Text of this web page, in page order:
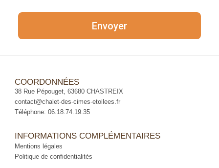
Envoyer
COORDONNÉES
38 Rue Pépouget, 63680 CHASTREIX
contact@chalet-des-cimes-etoilees.fr
Téléphone: 06.18.74.19.35
INFORMATIONS COMPLÉMENTAIRES
Mentions légales
Politique de confidentialités